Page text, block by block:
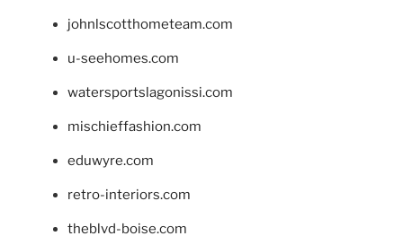
johnlscotthometeam.com
u-seehomes.com
watersportslagonissi.com
mischieffashion.com
eduwyre.com
retro-interiors.com
theblvd-boise.com